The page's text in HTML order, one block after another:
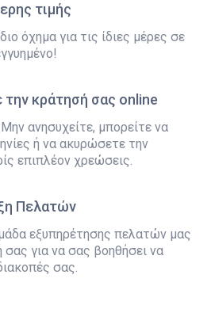
τιμής
όχημα για τις ίδιες μέρες σε
την κράτησή σας online
ανησυχείτε, μπορείτε να
ή να ακυρώσετε την
επιπλέον χρεώσεις.
Πελατών
εξυπηρέτησης πελατών μας
σας για να σας βοηθήσει να
σας.